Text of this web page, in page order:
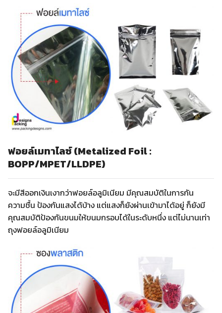
ฟอยล์เมทาไลซ์ (Metalized Foil :
BOPP/MPET/LLDPE)
จะมีสีออกเงินเงากว่าฟอยล์อลูมิเนียม มีคุณสมบัติในการกัน
ความชื้น ป้องกันแสงได้บ้าง แต่แสงก็ยังผ่านเข้ามาได้อยู่ ก็ยังมี
คุณสมบัติป้องกันขนมให้ขนมกรอบได้ในระดับหนึ่ง แต่ไม่นานเท่า
ถุงฟอยล์อลูมิเนียม